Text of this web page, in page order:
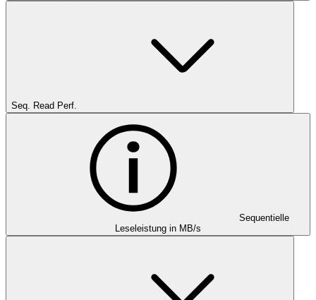
Seq. Read Perf.
Sequentielle
Leseleistung in MB/s